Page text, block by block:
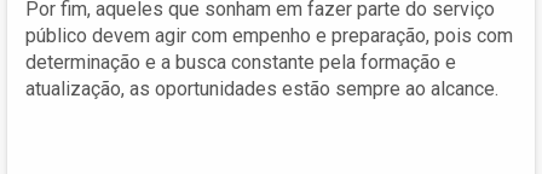
Por fim, aqueles que sonham em fazer parte do serviço
público devem agir com empenho e preparação, pois com
determinação e a busca constante pela formação e
atualização, as oportunidades estão sempre ao alcance.